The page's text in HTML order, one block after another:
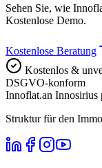
Sehen Sie, wie
Kostenlose Demo.
Kostenlose Beratung
Kostenlos &
DSGVO-konform
Innoflat.an Innosirius
Struktur für den